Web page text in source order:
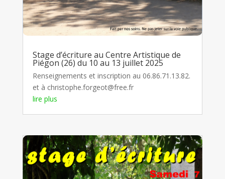
Stage d’écriture au Centre Artistique de
Piégon (26) du 10 au 13 juillet 2025
Renseignements et inscription au 06.86.71.13.82.
et à christophe.forgeot@free.fr
lire plus